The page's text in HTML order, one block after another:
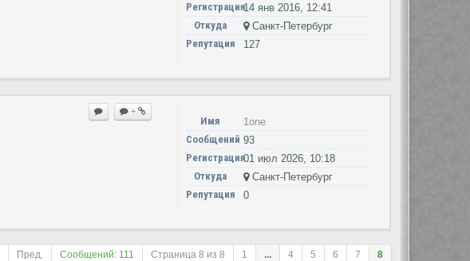
Регистрация14 янв 2016, 12:41
Откуда
Cанкт-Петербург
Репутация
127
+
Имя
1one
Сообщений 93
Регистрация01 июл 2026, 10:18
Откуда
Санкт-Петербург
Репутация
0
Пред. Сообщений: 111 Страница 8 из 8 1 ... 4 5 6 7 8